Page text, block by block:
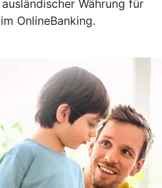
Währung für
OnlineBanking.